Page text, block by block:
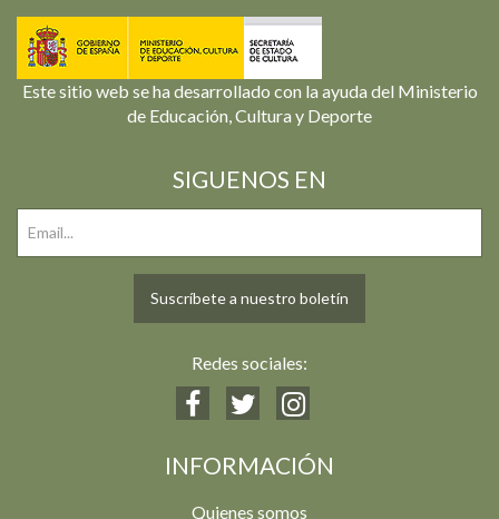
Este sitio web se ha desarrollado con la ayuda del Ministerio
de Educación, Cultura y Deporte
SIGUENOS EN
Suscríbete a nuestro boletín
Redes sociales:
INFORMACIÓN
Quienes somos